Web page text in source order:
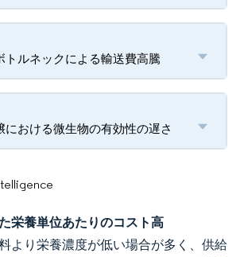
トルネックによる輸送費高騰
における微生物の有効性の遅さ
栄養単位あたりのコスト高
より栄養濃度が低い場合が多く、供給